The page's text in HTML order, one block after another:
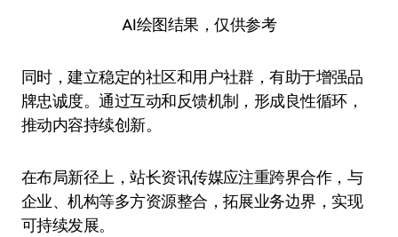
AI绘图结果，仅供参考
同时，建立稳定的社区和用户社群，有助于增强品
牌忠诚度。通过互动和反馈机制，形成良性循环，
推动内容持续创新。
在布局新径上，站长资讯传媒应注重跨界合作，与
企业、机构等多方资源整合，拓展业务边界，实现
可持续发展。